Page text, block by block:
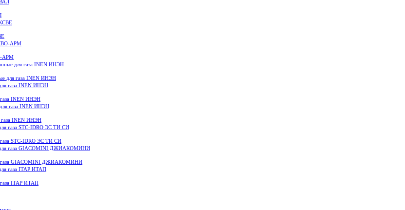
АРМ
для газа INEN ИНЭН
газа INEN ИНЭН
газа INEN ИНЭН
газа STC-IDRO ЭС ТИ СИ
газа GIACOMINI ДЖИАКОМИНИ
ITAP ИТАП